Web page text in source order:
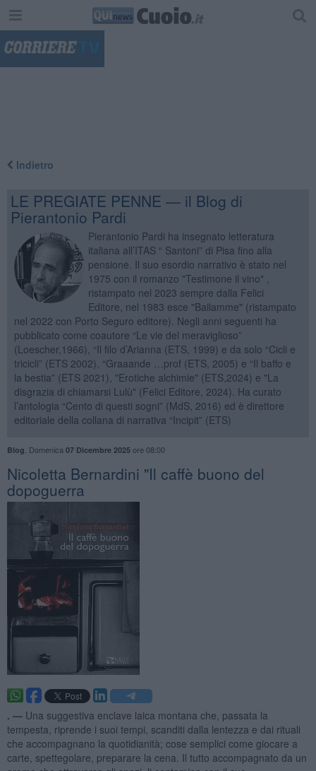
Indietro
LE PREGIATE PENNE — il Blog di
Pierantonio Pardi
Pierantonio Pardi ha insegnato letteratura
italiana all’ITAS “ Santoni” di Pisa fino alla
pensione. Il suo esordio narrativo è stato nel
1975 con il romanzo "Testimone il vino" ,
ristampato nel 2023 sempre dalla Felici
Editore, nel 1983 esce "Bailamme" (ristampato
nel 2022 con Porto Seguro editore). Negli anni seguenti ha
pubblicato come coautore “Le vie del meraviglioso”
(Loescher,1966), “Il filo d’Arianna (ETS, 1999) e da solo “Cicli e
tricicli” (ETS 2002), “Graaande …prof (ETS, 2005) e “Il baffo e
la bestia” (ETS 2021), "Erotiche alchimie" (ETS,2024) e "La
disgrazia di chiamarsi Lulù" (Felici Editore, 2024). Ha curato
l’antologia “Cento di questi sogni” (MdS, 2016) ed è direttore
editoriale della collana di narrativa “Incipit” (ETS)
Blog Domenica 07 Dicembre 2025ore 08:00
​Nicoletta Bernardini "Il caffè buono del
dopoguerra
. — Una suggestiva enclave laica montana che, passata la
tempesta, riprende i suoi tempi, scanditi dalla lentezza e dai rituali
che accompagnano la quotidianità; cose semplici come giocare a
carte, spettegolare, preparare la cena. Il tutto accompagnato da un